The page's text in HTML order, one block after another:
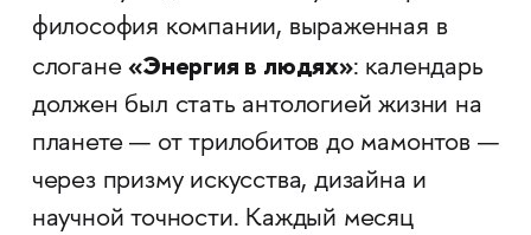
философия компании, выраженная в
слогане«Энергия в людях»: календарь
должен был стать антологией жизни на
планете — от трилобитов до мамонтов —
через призму искусства, дизайна и
научной точности. Каждый месяц